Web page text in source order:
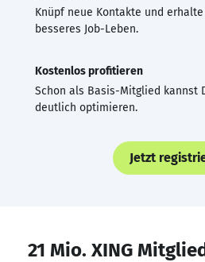
Knüpf neue Kontakte und
besseres Job-Leben.
Kostenlos profitieren
Schon als Basis-Mitglied kannst
deutlich optimieren.
Jetzt
21 Mio. XING